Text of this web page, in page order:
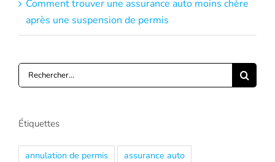
Comment trouver une assurance auto moins chère
après une suspension de permis
Rechercher:
Étiquettes
annulation de permis
assurance auto